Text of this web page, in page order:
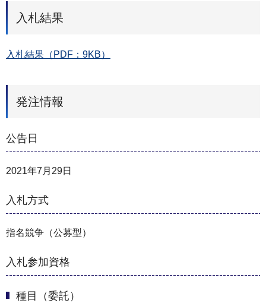
入札結果
入札結果（PDF：9KB）
発注情報
公告日
2021年7月29日
入札方式
指名競争（公募型）
入札参加資格
種目（委託）